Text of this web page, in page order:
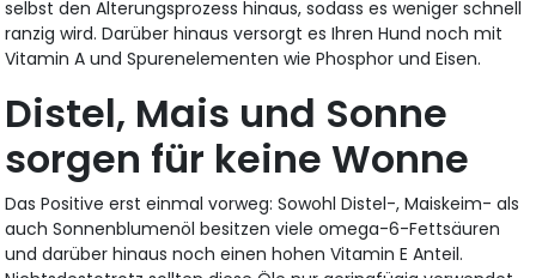
selbst den Alterungsprozess hinaus, sodass es weniger schnell
ranzig wird. Darüber hinaus versorgt es Ihren Hund noch mit
Vitamin A und Spurenelementen wie Phosphor und Eisen.
Distel, Mais und Sonne
sorgen für keine Wonne
Das Positive erst einmal vorweg: Sowohl Distel-, Maiskeim- als
auch Sonnenblumenöl besitzen viele omega-6-Fettsäuren
und darüber hinaus noch einen hohen Vitamin E Anteil.